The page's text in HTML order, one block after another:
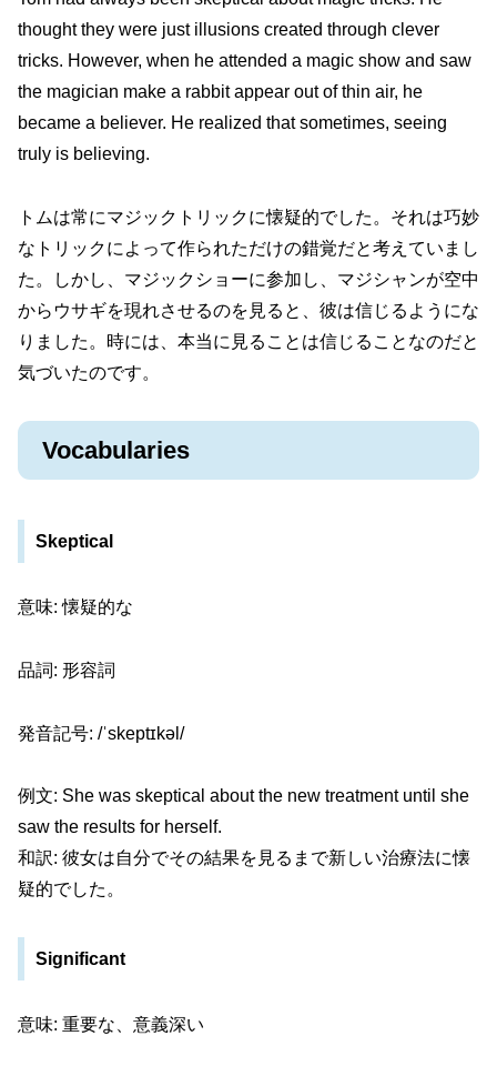
thought they were just illusions created through clever
tricks. However, when he attended a magic show and saw
the magician make a rabbit appear out of thin air, he
became a believer. He realized that sometimes, seeing
truly is believing.
トムは常にマジックトリックに懐疑的でした。それは巧妙
なトリックによって作られただけの錯覚だと考えていまし
た。しかし、マジックショーに参加し、マジシャンが空中
からウサギを現れさせるのを見ると、彼は信じるようにな
りました。時には、本当に見ることは信じることなのだと
気づいたのです。
Vocabularies
Skeptical
意味: 懐疑的な
品詞: 形容詞
発音記号: /ˈskeptɪkəl/
例文: She was skeptical about the new treatment until she
saw the results for herself.
和訳: 彼女は自分でその結果を見るまで新しい治療法に懐
疑的でした。
Significant
意味: 重要な、意義深い